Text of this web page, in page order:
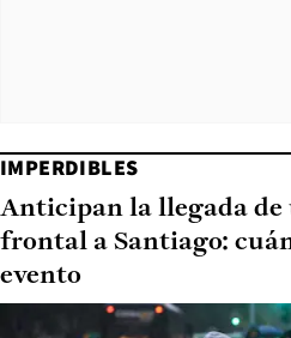
IMPERDIBLES
Anticipan la llegada de
frontal a Santiago:
evento